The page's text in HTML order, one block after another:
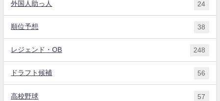
外国人助っ人 24
順位予想 38
レジェンド・OB 248
ドラフト候補 56
高校野球 57